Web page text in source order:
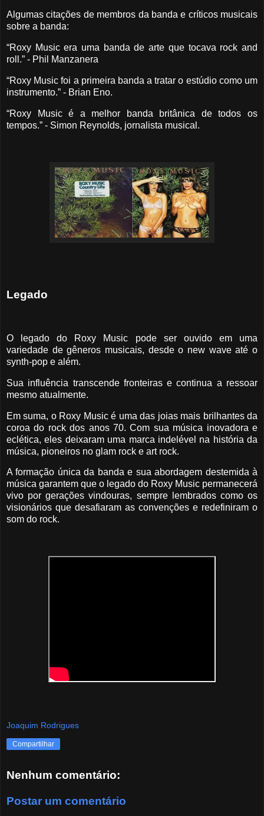
Algumas citações de membros da banda e críticos musicais
sobre a banda:
“Roxy Music era uma banda de arte que tocava rock and
roll.” - Phil Manzanera
“Roxy Music foi a primeira banda a tratar o estúdio como um
instrumento.” - Brian Eno.
“Roxy Music é a melhor banda britânica de todos os
tempos.” - Simon Reynolds, jornalista musical.
Legado
O legado do Roxy Music pode ser ouvido em uma
variedade de gêneros musicais, desde o new wave até o
synth-pop e além.
Sua influência transcende fronteiras e continua a ressoar
mesmo atualmente.
Em suma, o Roxy Music é uma das joias mais brilhantes da
coroa do rock dos anos 70. Com sua música inovadora e
eclética, eles deixaram uma marca indelével na história da
música, pioneiros no glam rock e art rock.
A formação única da banda e sua abordagem destemida à
música garantem que o legado do Roxy Music permanecerá
vivo por gerações vindouras, sempre lembrados como os
visionários que desafiaram as convenções e redefiniram o
som do rock.
Joaquim Rodrigues
Compartilhar
Nenhum comentário:
Postar um comentário